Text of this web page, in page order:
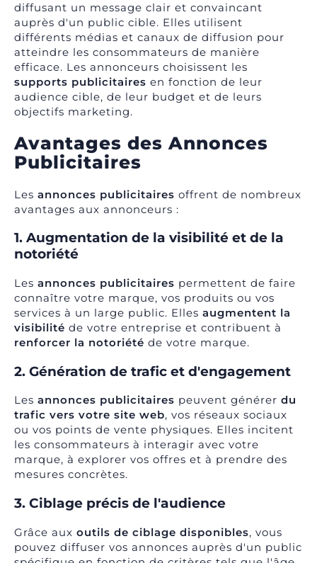
diffusant un message clair et convaincant
auprès d'un public cible. Elles utilisent
différents médias et canaux de diffusion pour
atteindre les consommateurs de manière
efficace. Les annonceurs choisissent les
supports publicitaires en fonction de leur
audience cible, de leur budget et de leurs
objectifs marketing.
Avantages des Annonces
Publicitaires
Les annonces publicitaires offrent de nombreux
avantages aux annonceurs :
1. Augmentation de la visibilité et de la
notoriété
Les annonces publicitaires permettent de faire
connaître votre marque, vos produits ou vos
services à un large public. Elles augmentent la
visibilité de votre entreprise et contribuent à
renforcer la notoriété de votre marque.
2. Génération de trafic et d'engagement
Les annonces publicitaires peuvent générer du
trafic vers votre site web, vos réseaux sociaux
ou vos points de vente physiques. Elles incitent
les consommateurs à interagir avec votre
marque, à explorer vos offres et à prendre des
mesures concrètes.
3. Ciblage précis de l'audience
Grâce aux outils de ciblage disponibles, vous
pouvez diffuser vos annonces auprès d'un public